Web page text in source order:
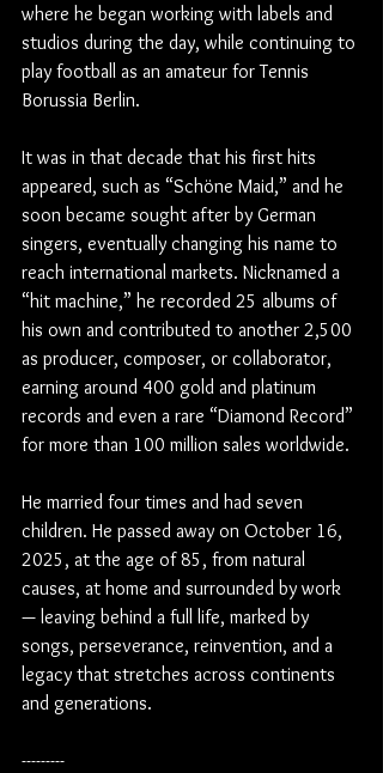
where he began working with labels and
studios during the day, while continuing to
play football as an amateur for Tennis
Borussia Berlin.
It was in that decade that his first hits
appeared, such as “Schöne Maid,” and he
soon became sought after by German
singers, eventually changing his name to
reach international markets. Nicknamed a
“hit machine,” he recorded 25 albums of
his own and contributed to another 2,500
as producer, composer, or collaborator,
earning around 400 gold and platinum
records and even a rare “Diamond Record”
for more than 100 million sales worldwide.
He married four times and had seven
children. He passed away on October 16,
2025, at the age of 85, from natural
causes, at home and surrounded by work
— leaving behind a full life, marked by
songs, perseverance, reinvention, and a
legacy that stretches across continents
and generations.
---------